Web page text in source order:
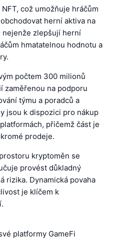
což umožňuje hráčům
herní aktiva na
zlepšují herní
hmatatelnou hodnotu a
počtem 300 milionů
zaměřenou na podporu
týmu a poradců a
jsou k dispozici pro nákup
přičemž část je
prodeje.
kryptoměn se
provést důkladný
rizika. Dynamická povaha
je klíčem k
platformy GameFi